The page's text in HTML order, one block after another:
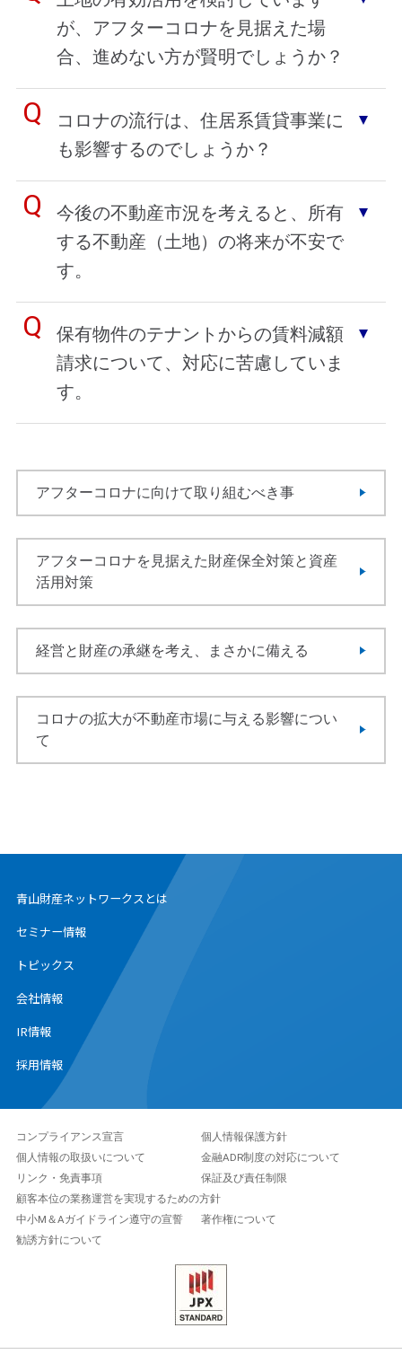
が、アフターコロナを見据えた場
合、進めない方が賢明でしょうか？
コロナの流行は、住居系賃貸事業に
も影響するのでしょうか？
今後の不動産市況を考えると、所有
する不動産（土地）の将来が不安で
す。
保有物件のテナントからの賃料減額
請求について、対応に苦慮していま
す。
アフターコロナに向けて取り組むべき事
アフターコロナを見据えた財産保全対策と資産
活用対策
経営と財産の承継を考え、まさかに備える
コロナの拡大が不動産市場に与える影響につい
て
青山財産ネットワークスとは
セミナー情報
トピックス
会社情報
IR情報
採用情報
コンプライアンス宣言
個人情報保護方針
個人情報の取扱いについて
金融ADR制度の対応について
リンク・免責事項
保証及び責任制限
顧客本位の業務運営を実現するための方針
中小M＆Aガイドライン遵守の宣誓
著作権について
勧誘方針について